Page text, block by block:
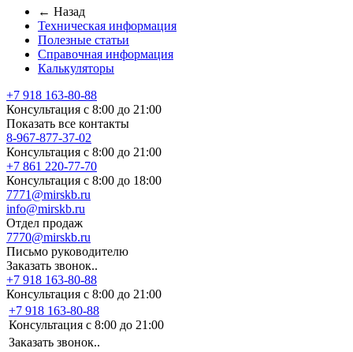
← Назад
Техническая информация
Полезные статьи
Справочная информация
Калькуляторы
+7 918 163-80-88
Консультация с 8:00 до 21:00
Показать все контакты
8-967-877-37-02
Консультация с 8:00 до 21:00
+7 861 220-77-70
Консультация с 8:00 до 18:00
7771@mirskb.ru
info@mirskb.ru
Отдел продаж
7770@mirskb.ru
Письмо руководителю
Заказать звонок..
+7 918 163-80-88
Консультация с 8:00 до 21:00
+7 918 163-80-88
Консультация с 8:00 до 21:00
Заказать звонок..